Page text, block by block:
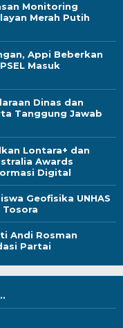
Monitoring
Merah Putih
Appi Beberkan
Masuk
Dinas dan
Tanggung Jawab
Lontara+ dan
Awards
Digital
Geofisika UNHAS
Tosora
Andi Rosman
Partai